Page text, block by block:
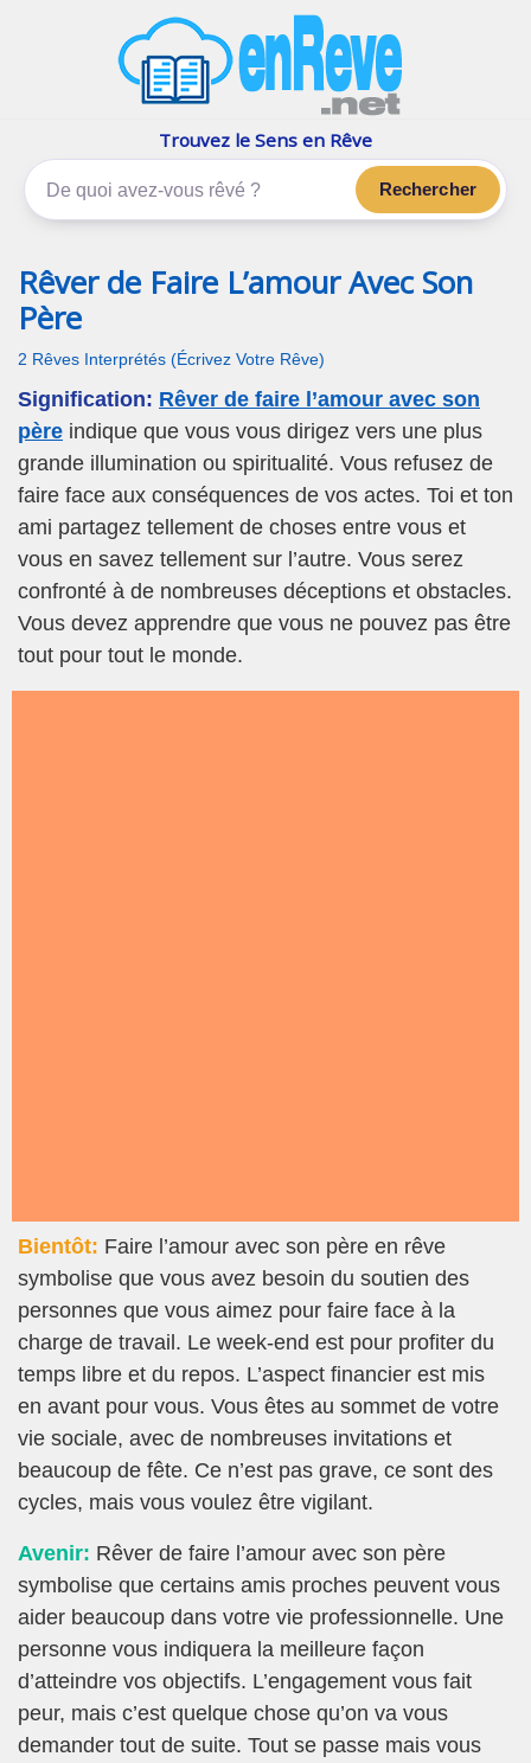
Les rêves, c'est plus que çaTrouvez le Sens en Rêve
Rechercher
Rêver de Faire L’amour Avec Son
Père
2 Rêves Interprétés (Écrivez Votre Rêve)
Signification: Rêver de faire l’amour avec son
père indique que vous vous dirigez vers une plus
grande illumination ou spiritualité. Vous refusez de
faire face aux conséquences de vos actes. Toi et ton
ami partagez tellement de choses entre vous et
vous en savez tellement sur l’autre. Vous serez
confronté à de nombreuses déceptions et obstacles.
Vous devez apprendre que vous ne pouvez pas être
tout pour tout le monde.
Bientôt: Faire l’amour avec son père en rêve
symbolise que vous avez besoin du soutien des
personnes que vous aimez pour faire face à la
charge de travail. Le week-end est pour profiter du
temps libre et du repos. L’aspect financier est mis
en avant pour vous. Vous êtes au sommet de votre
vie sociale, avec de nombreuses invitations et
beaucoup de fête. Ce n’est pas grave, ce sont des
cycles, mais vous voulez être vigilant.
Avenir: Rêver de faire l’amour avec son père
symbolise que certains amis proches peuvent vous
aider beaucoup dans votre vie professionnelle. Une
personne vous indiquera la meilleure façon
d’atteindre vos objectifs. L’engagement vous fait
peur, mais c’est quelque chose qu’on va vous
demander tout de suite. Tout se passe mais vous